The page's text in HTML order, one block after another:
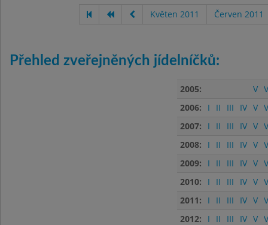
Květen 2011 Červen 2011
Přehled zveřejněných jídelníčků:
2005: V
2006:
I II III IV V
2007:
I II III IV V
2008:
I II III IV V
2009:
I II III IV V
2010:
I II III IV V
2011:
I II III IV V
2012:
I II III IV V